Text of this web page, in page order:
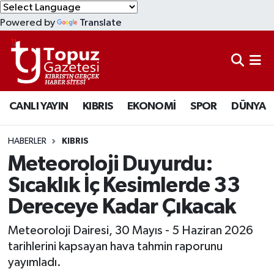
Powered by Translate
CANLI YAYIN KIBRIS EKONOMİ SPOR DÜNYA
HABERLER KIBRIS
Meteoroloji Duyurdu:
Sıcaklık İç Kesimlerde 33
Dereceye Kadar Çıkacak
Meteoroloji Dairesi, 30 Mayıs - 5 Haziran 2026
tarihlerini kapsayan hava tahmin raporunu
yayımladı.
KIBRIS
DÜNYA
EKONOMİ
MAGAZİN
SAĞLIK
SPOR
TEKNOLOJİ
TÜRKİYE
Lefkoşa Nöbetçi Eczaneler
Lefkoşa Hava Durumu
Lefkoşa Trafik Yoğunluk Haritası
Süper Lig Puan Durumu ve Fikstür
Tüm Manşetler
Son Dakika Haberleri
Haber Arşivi